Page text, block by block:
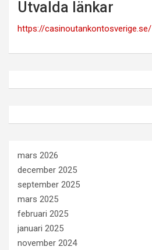
Utvalda länkar
https://casinoutankontosverige.se/
mars 2026
december 2025
september 2025
mars 2025
februari 2025
januari 2025
november 2024